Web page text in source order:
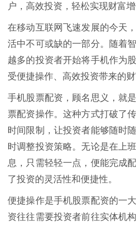
户，高效投资，轻松实现财富
在移动互联网飞速发展的今天
活中不可或缺的一部分。随着
越多的投资者开始将手机作为
受便捷操作、高效投资带来的财
手机股票配资，顾名思义，就
票配资操作。这种方式打破了
时间限制，让投资者能够随时
时调整投资策略。无论是在上
息，只需轻轻一点，便能完成
了投资的灵活性和便捷性。
便捷操作是手机股票配资的一
资往往需要投资者前往实体机